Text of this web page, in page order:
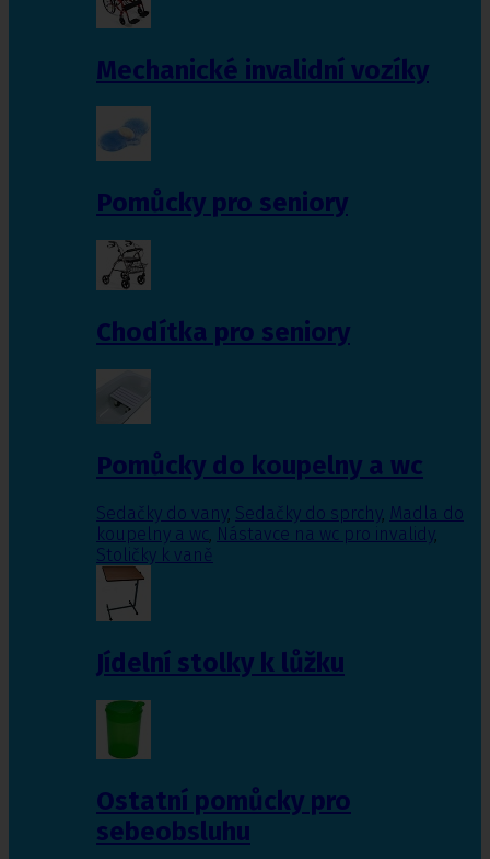
Mechanické invalidní vozíky
Pomůcky pro seniory
Chodítka pro seniory
Pomůcky do koupelny a wc
Sedačky do vany, Sedačky do sprchy, Madla do
koupelny a wc, Nástavce na wc pro invalidy,
Stoličky k vaně
Jídelní stolky k lůžku
Ostatní pomůcky pro
sebeobsluhu